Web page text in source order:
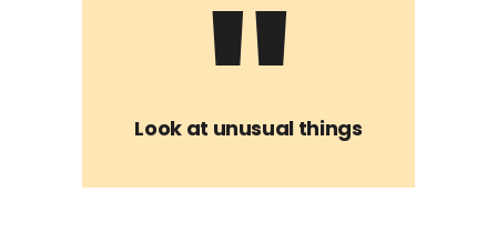
Look at unusual things